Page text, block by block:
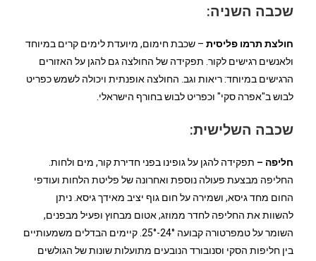
שכבה השניה:
חולצת תרמו פליסית – שכבת חימום, מיועדת לימים קרים במיוחד
ולאנשים רגישים לקור. תפקידה של החולצה גם להגן על האזורים
הרגישים במיוחד: ריאות וגב. החולצה אופנתית ויכולה לשמש כפריט
לבוש ב"אפרה סקי" וכפריט לבוש בחורף הישראלי.
שכבה השלישית:
חליפה – תפקידה להגן על גופינו בפני חדירת קור, מים ולחות.
החליפה מבצעת פעולה נוספת ואחרונה של פליטת הלחות ועודפי
החום מחד גיסא, ושמירה על חום גוף יציב מאידך גיסא. ניתן
להשוות את החליפה לחדר ממוזג, אטום מבחוץ ופעיל מבפנים,
השומר על טמפרטורה קבועה 24°-25°. קיימים הבדלים משמעותיים
בין חליפות הסקי וסנובורד הנובעים מתועלות שונות של הגולשים